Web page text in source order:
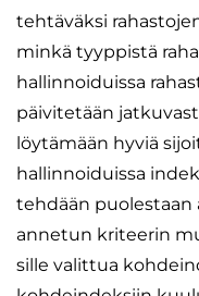
tehtäväksi
minkä tyyppistä
hallinnoiduissa
päivitetään
löytämään hyviä
hallinnoiduissa
tehdään
annetun kriteerin
sille valittua